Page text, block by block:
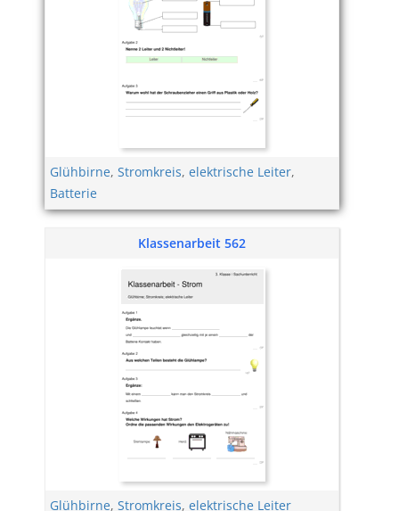
Glühbirne, Stromkreis, elektrische Leiter,
Batterie
Klassenarbeit 562
Glühbirne, Stromkreis, elektrische Leiter